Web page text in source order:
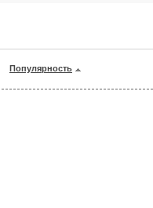
Популярность